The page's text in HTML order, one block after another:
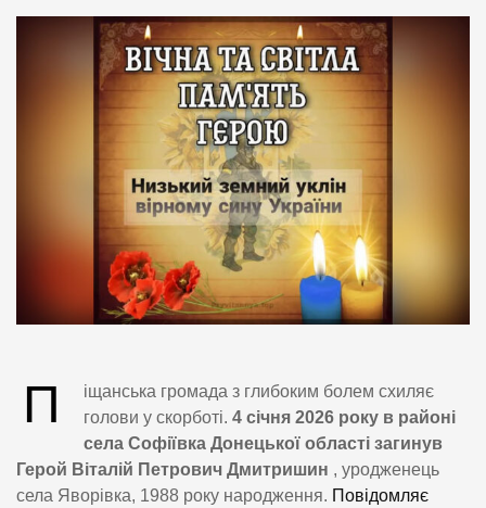
П
іщанська громада з глибоким болем схиляє
голови у скорботі. 4 січня 2026 року в районі
села Софіївка Донецької області загинув
Герой Віталій Петрович Дмитришин , уродженець
села Яворівка, 1988 року народження. Повідомляє